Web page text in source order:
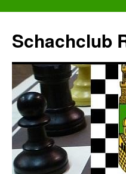
springen
Schachclub